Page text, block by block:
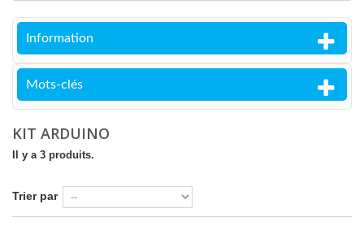
Information
Mots-clés
KIT ARDUINO
Il y a 3 produits.
Trier par